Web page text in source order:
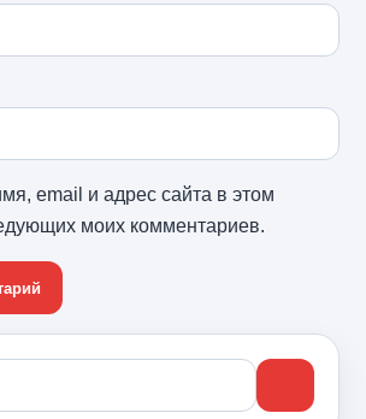
email и адрес сайта в этом
моих комментариев.